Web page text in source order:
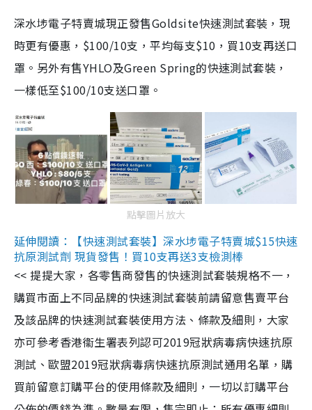
深水埗電子特賣城現正發售Goldsite快速測試套裝，現
時更有優惠，$100/10支，平均每支$10，買10支再送口
罩。另外有售YHLO及Green Spring的快速測試套裝，
一樣低至$100/10支送口罩。
點擊圖片放大
延伸閱讀：【快速測試套裝】深水埗電子特賣城$15快速
抗原測試劑 現貨發售！買10支再送3支檢測棒
<< 提提大家，各零售商發售的快速測試套裝規格不一，
購買市面上不同品牌的快速測試套裝前請留意售賣平台
及該品牌的快速測試套裝使用方法、條款及細則，大家
亦可參考香港衞生署表列認可2019冠狀病毒病快速抗原
測試、歐盟2019冠狀病毒病快速抗原測試通用名單，購
買前留意訂購平台的使用條款及細則，一切以訂購平台